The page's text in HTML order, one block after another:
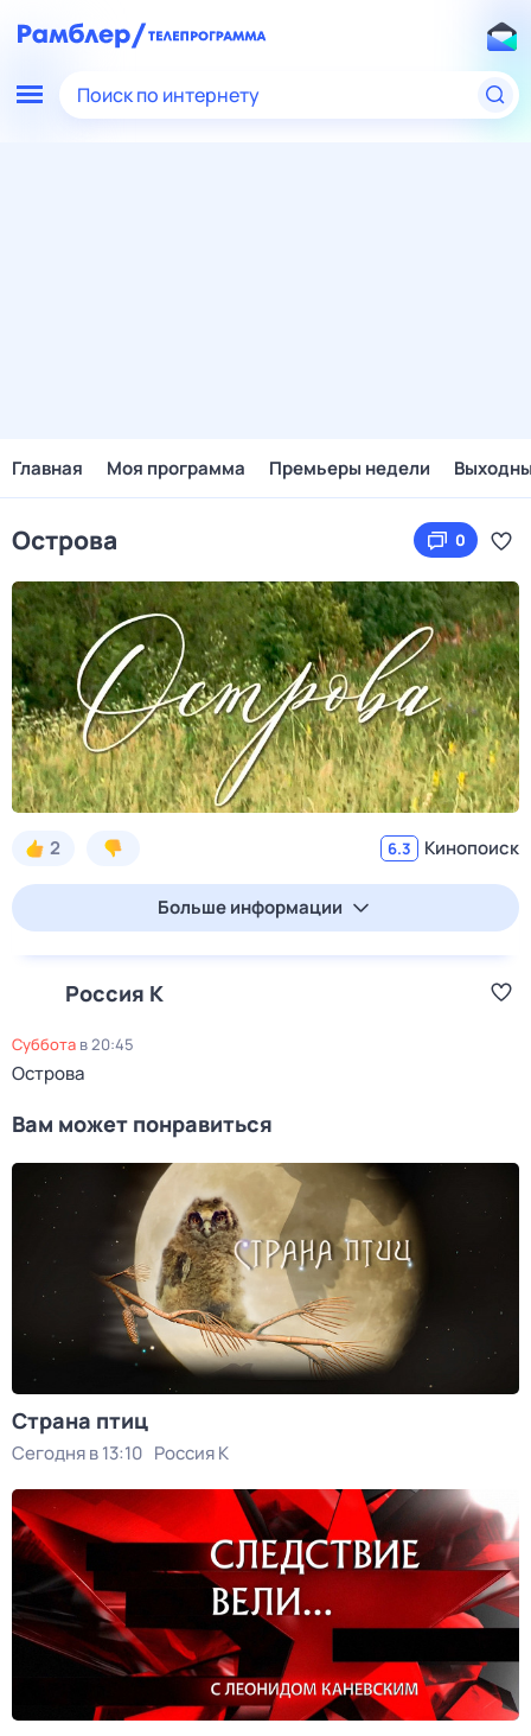
Поиск по интернету
Главная Моя программа Премьеры недели
Острова 0
2 6.3 Кинопоиск
Больше информации
Россия К
суббота в20:45
Острова
Вам может понравиться
Страна птиц
Сегодня в 13:10 Россия К